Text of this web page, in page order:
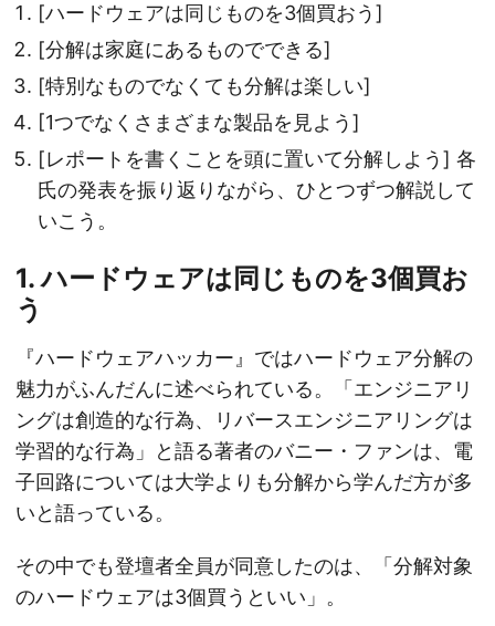
[ハードウェアは同じものを3個買おう]
[分解は家庭にあるものでできる]
[特別なものでなくても分解は楽しい]
[1つでなくさまざまな製品を見よう]
[レポートを書くことを頭に置いて分解しよう] 各
氏の発表を振り返りながら、ひとつずつ解説して
いこう。
1. ハードウェアは同じものを3個買お
う
『ハードウェアハッカー』ではハードウェア分解の
魅力がふんだんに述べられている。「エンジニアリ
ングは創造的な行為、リバースエンジニアリングは
学習的な行為」と語る著者のバニー・ファンは、電
子回路については大学よりも分解から学んだ方が多
いと語っている。
その中でも登壇者全員が同意したのは、「分解対象
のハードウェアは3個買うといい」。